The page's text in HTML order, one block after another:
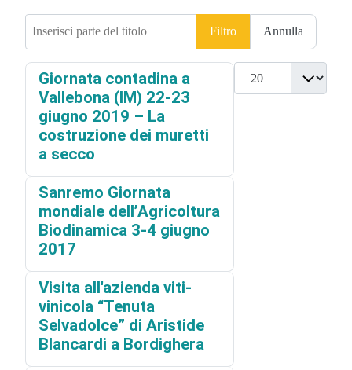
Filtro Annulla
Visualizza n.
Giornata contadina a
Vallebona (IM) 22-23
giugno 2019 – La
costruzione dei muretti
a secco
Sanremo Giornata
mondiale dell’Agricoltura
Biodinamica 3-4 giugno
2017
Visita all'azienda viti-
vinicola “Tenuta
Selvadolce” di Aristide
Blancardi a Bordighera